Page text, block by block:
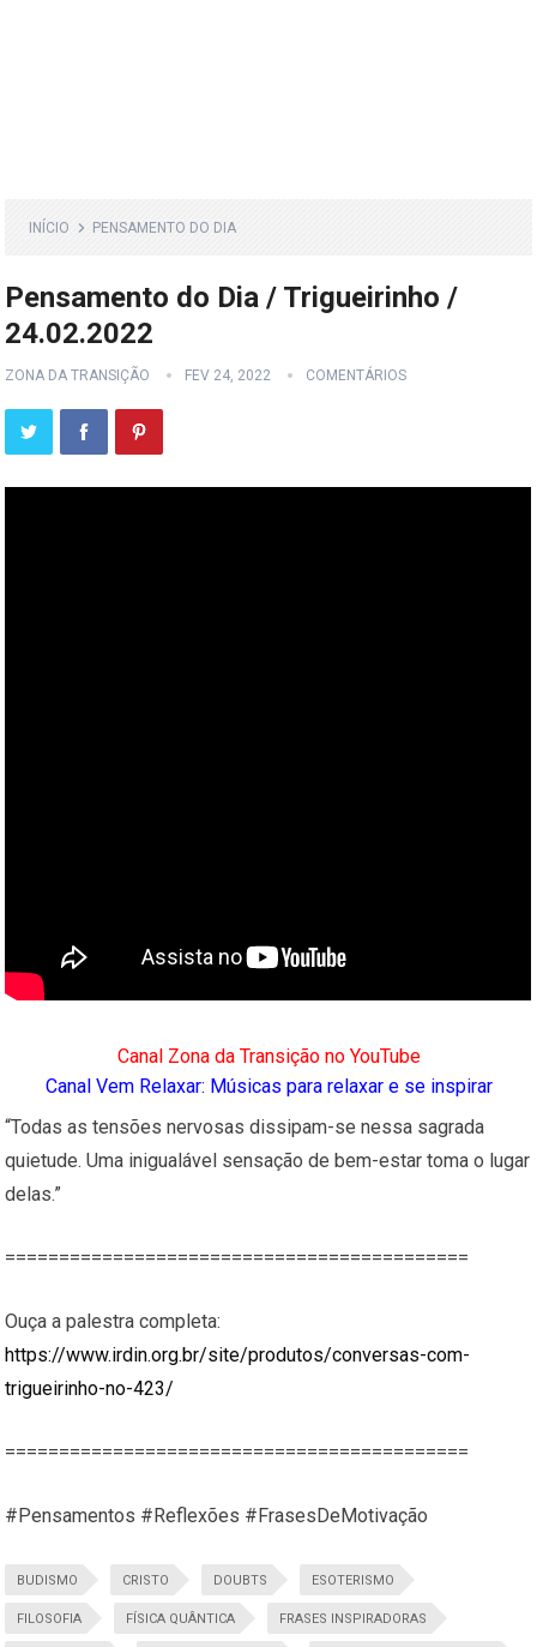
INÍCIO PENSAMENTO DO DIA
Pensamento do Dia / Trigueirinho /
24.02.2022
ZONA DA TRANSIÇÃO FEV 24, 2022 COMENTÁRIOS
Canal Zona da Transição no YouTube
Canal Vem Relaxar: Músicas para relaxar e se inspirar
“Todas as tensões nervosas dissipam-se nessa sagrada
quietude. Uma inigualável sensação de bem-estar toma o lugar
delas.”
===========================================
Ouça a palestra completa:
https://www.irdin.org.br/site/produtos/conversas-com-
trigueirinho-no-423/
===========================================
#Pensamentos #Reflexões #FrasesDeMotivação
BUDISMO CRISTO DOUBTS ESOTERISMO
FILOSOFIA FÍSICA QUÂNTICA FRASES INSPIRADORAS